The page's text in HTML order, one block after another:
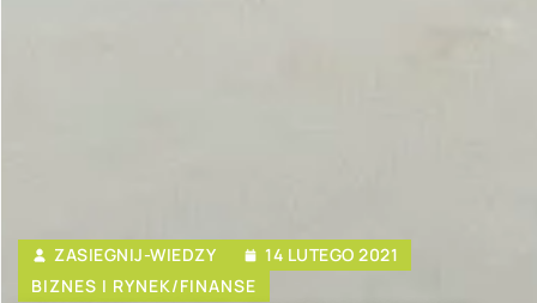
ZASIEGNIJ-WIEDZY
14 LUTEGO 2021
BIZNES I RYNEK/FINANSE